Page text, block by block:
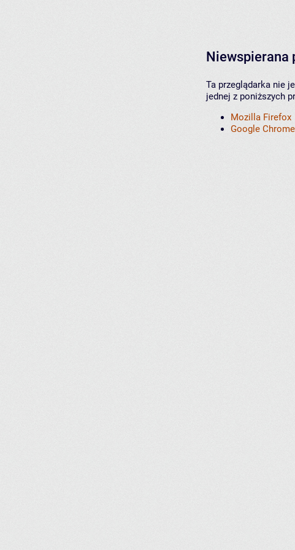
Niewspierana
Ta przeglądarka nie
jednej z poniższych
Mozilla Firefox
Google Chrome